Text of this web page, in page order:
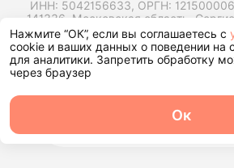
ИНН: 5042156633, ОРГН:
141336, Московская область,
посёлок Реммаш, улица
Запрос справки на
Нажмите “ОК”, если вы соглашаетесь с
cookie и ваших данных о поведении на
для аналитики. Запретить обработку
через браузер
Ок